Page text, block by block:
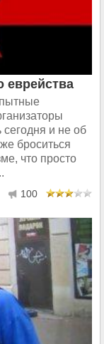
еврейства
и не об
броситься
что просто
100